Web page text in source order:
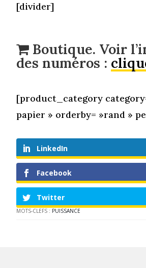
[divider]
Boutique. Voir
des numéros :
[product_category
papier » orderby= »rand »
LinkedIn
Facebook
Twitter
MOTS-CLEFS : PUISSANCE